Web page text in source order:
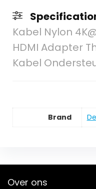
Kabel Nylon
HDMI Adapter
Kabel
Brand
Over ons